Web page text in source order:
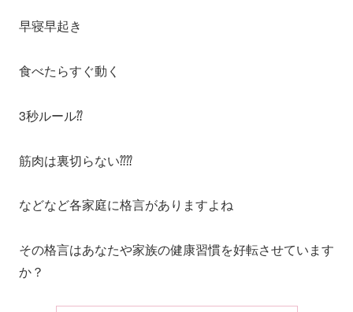
早寝早起き
食べたらすぐ動く
3秒ルール⁇
筋肉は裏切らない⁇⁇
などなど各家庭に格言がありますよね
その格言はあなたや家族の健康習慣を好転させています
か？